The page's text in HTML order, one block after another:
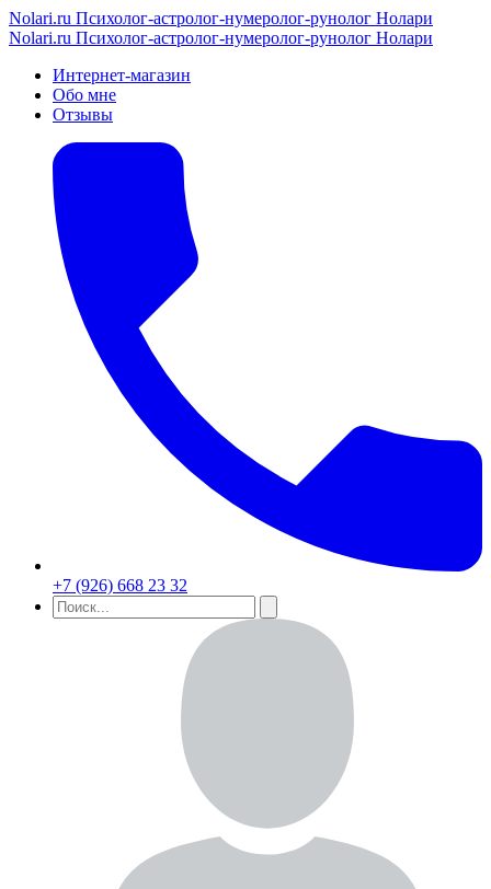
Nolari.ru Психолог-астролог-нумеролог-рунолог Нолари
Nolari.ru Психолог-астролог-нумеролог-рунолог Нолари
Интернет-магазин
Обо мне
Отзывы
+7 (926) 668 23 32